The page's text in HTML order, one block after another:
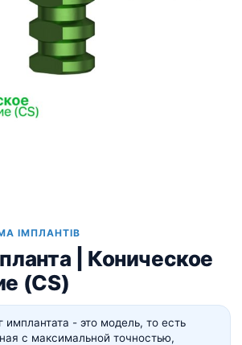
ІМПЛАНТІВ
| Коническое
(CS)
имплантата - это модель, то есть
с максимальной точностью,